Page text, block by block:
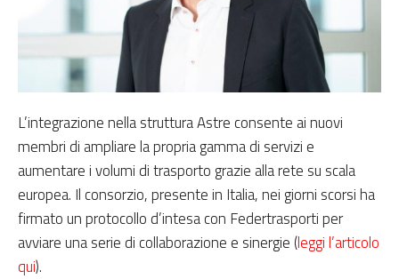
L’integrazione nella struttura Astre consente ai nuovi
membri di ampliare la propria gamma di servizi e
aumentare i volumi di trasporto grazie alla rete su scala
europea. Il consorzio, presente in Italia, nei giorni scorsi ha
firmato un protocollo d’intesa con Federtrasporti per
avviare una serie di collaborazione e sinergie (leggi l’articolo
qui).